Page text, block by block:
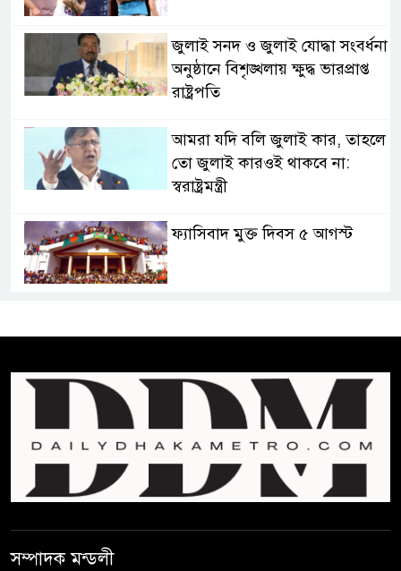
জুলাই সনদ ও জুলাই যোদ্ধা সংবর্ধনা
অনুষ্ঠানে বিশৃঙ্খলায় ক্ষুদ্ধ ভারপ্রাপ্ত
রাষ্ট্রপতি
আমরা যদি বলি জুলাই কার, তাহলে
তো জুলাই কারওই থাকবে না:
স্বরাষ্ট্রমন্ত্রী
ফ্যাসিবাদ মুক্ত দিবস ৫ আগস্ট
ব্যবস্থা নিবে সরকার : প্রধানমন্ত্রীর
বাংলাদেশে বিনিয়োগ ও দক্ষ শ্রমিক
নিতে আগ্রহী সৌদি আরব
ব্রাজিলের ফুটবলারকে গুলি করে
সম্পাদক মন্ডলী